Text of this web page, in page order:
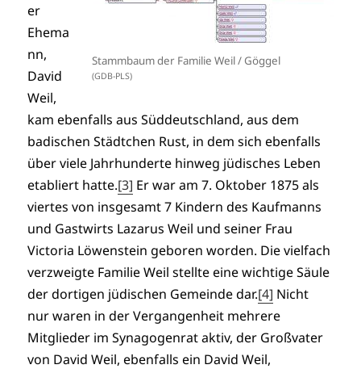
Stammbaum der Familie Weil / Göggel
(GDB-PLS)
er
Ehema
nn,
David
Weil,
kam ebenfalls aus Süddeutschland, aus dem
badischen Städtchen Rust, in dem sich ebenfalls
über viele Jahrhunderte hinweg jüdisches Leben
etabliert hatte.[3] Er war am 7. Oktober 1875 als
viertes von insgesamt 7 Kindern des Kaufmanns
und Gastwirts Lazarus Weil und seiner Frau
Victoria Löwenstein geboren worden. Die vielfach
verzweigte Familie Weil stellte eine wichtige Säule
der dortigen jüdischen Gemeinde dar.[4] Nicht
nur waren in der Vergangenheit mehrere
Mitglieder im Synagogenrat aktiv, der Großvater
von David Weil, ebenfalls ein David Weil,